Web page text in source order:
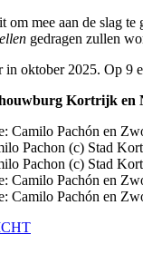
mee aan de slag
gedragen zullen
in oktober 2025. Op 9
Kortrijk en